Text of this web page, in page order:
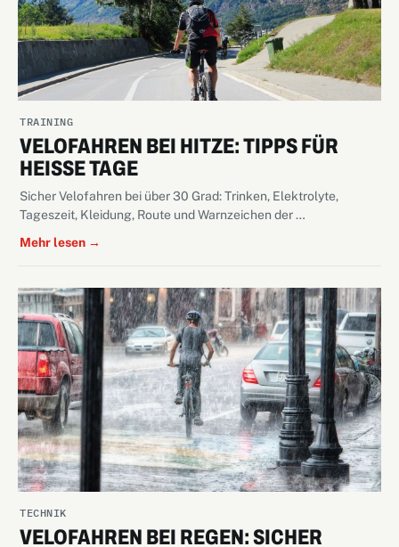
TRAINING
VELOFAHREN BEI HITZE: TIPPS FÜR
HEISSE TAGE
Sicher Velofahren bei über 30 Grad: Trinken, Elektrolyte,
Tageszeit, Kleidung, Route und Warnzeichen der …
Mehr lesen →
TECHNIK
VELOFAHREN BEI REGEN: SICHER